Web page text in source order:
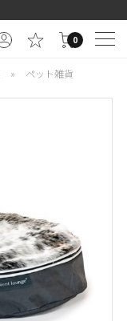
0
» ペット雑貨